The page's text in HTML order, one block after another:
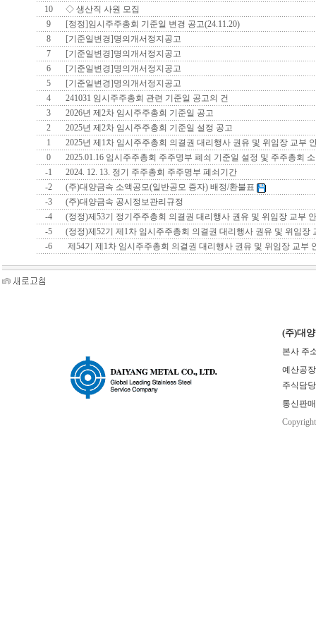
10
◇ 생산직 사원 모집
9
[정정]임시주주총회 기준일 변경 공고(24.11.20)
8
[기준일변경]명의개서정지공고
7
[기준일변경]명의개서정지공고
6
[기준일변경]명의개서정지공고
5
[기준일변경]명의개서정지공고
4
241031 임시주주총회 관련 기준일 공고의 건
3
2026년 제2차 임시주주총회 기준일 공고
2
2025년 제2차 임시주주총회 기준일 설정 공고
1
2025년 제1차 임시주주총회 의결권 대리행사 권유 및 위임장 교부
0
2025.01.16 임시주주총회 주주명부 폐쇠 기준일 설정 및 주주총회
-1
2024. 12. 13. 정기 주주총회 주주명부 폐쇠기간
-2
(주)대양금속 소액공모(일반공모 증자) 배정/환불표
-3
(주)대양금속 공시정보관리규정
-4
(정정)제53기 정기주주총회 의결권 대리행사 권유 및 위임장 교부
-5
(정정)제52기 제1차 임시주주총회 의결권 대리행사 권유 및 위임장
-6
제54기 제1차 임시주주총회 의결권 대리행사 권유 및 위임장 교부
(주)대
본사 주
예산공
주식담
통신판